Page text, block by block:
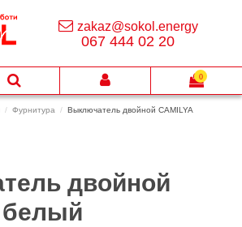
Фурнитура
Выключатель двойной CAMILYA
двойной
белый
zakaz@sokol.energy
067 444 02 20
0